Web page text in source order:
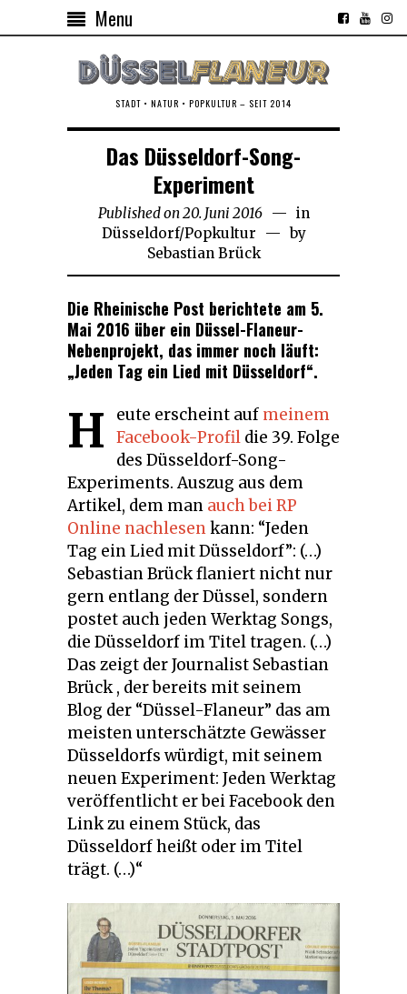
Menu
STADT • NATUR • POPKULTUR – SEIT 2014
Das Düsseldorf-Song-
Experiment
Published on20. Juni 201616.
November
in
Düsseldorf/Popkultur
by
Sebastian Brück
Die Rheinische Post berichtete am 5.
Mai 2016 über ein Düssel-Flaneur-
Nebenprojekt, das immer noch läuft:
„Jeden Tag ein Lied mit Düsseldorf“.
H eute erscheint auf meinem
Facebook-Profil die 39. Folge
des Düsseldorf-Song-
Experiments. Auszug aus dem
Artikel, dem man auch bei RP
Online nachlesenkann: “Jeden
Tag ein Lied mit Düsseldorf”: (…)
Sebastian Brück flaniert nicht nur
gern entlang der Düssel, sondern
postet auch jeden Werktag Songs,
die Düsseldorf im Titel tragen. (…)
Das zeigt der Journalist Sebastian
Brück , der bereits mit seinem
Blog der “Düssel-Flaneur” das am
meisten unterschätzte Gewässer
Düsseldorfs würdigt, mit seinem
neuen Experiment: Jeden Werktag
veröffentlicht er bei Facebook den
Link zu einem Stück, das
Düsseldorf heißt oder im Titel
trägt. (…)“